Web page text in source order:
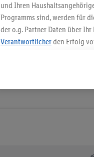
und Ihren
Programms sind, werden für
der o.g. Partner Daten über
Verantwortlicherden Erfolg
angereicherten Profilen.
Kaufverhalten in den Lidl-
genauen Standortdaten) auch
Erfolgsmessung der
Sicherung und Optimierung